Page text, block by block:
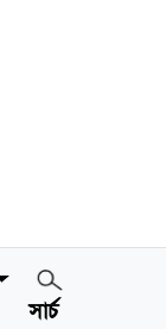
সার্চ